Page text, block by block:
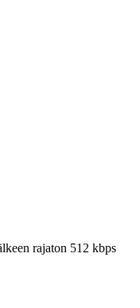
rajaton 512 kbps